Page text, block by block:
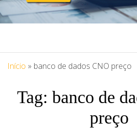
Blog Portal Assessoria
Início » banco de dados CNO preço
Tag: banco de
preço